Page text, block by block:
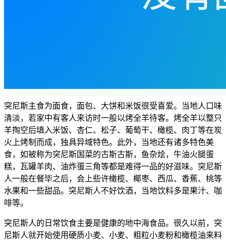
突尼斯主食为面食，面包、大饼和米饭很受喜爱。当地人口味
清淡，若家中有客人来访时一般以烤全羊待客。烤全羊以整只
羊掏空后填入米饭、杏仁、松子、葡萄干、橄榄、肉丁等在炭
火上烤制而成，独具异域特色。此外，当地还有诸多特色美
食，如被称为突尼斯国菜的古斯古斯，鱼杂烩，牛油火腿蛋
糕，瓦罐羊肉、油炸蛋三角等都是难得一品的好滋味。突尼斯
人一般在餐毕之后，会上些许橄榄、椰枣、西瓜、香蕉、桃等
水果和一些甜品。突尼斯人不好饮酒，当地饮料多是果汁、咖
啡等。
突尼斯人的日常饮食主要是健康的地中海食品。很久以前，突
尼斯人就开始使用硬质小麦、小麦、粗粒小麦粉和橄榄油来料